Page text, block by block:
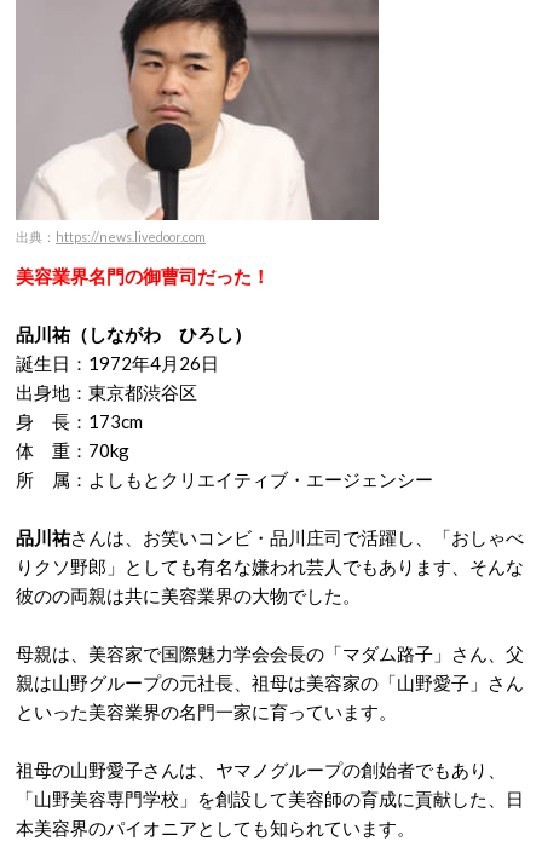
出典： https://news.livedoor.com
美容業界名門の御曹司だった！
品川祐（しながわ ひろし）
誕生日：1972年4月26日
出身地：東京都渋谷区
身 長：173cm
体 重：70kg
所 属：よしもとクリエイティブ・エージェンシー
品川祐さんは、お笑いコンビ・品川庄司で活躍し、「おしゃべ
りクソ野郎」としても有名な嫌われ芸人でもあります、そんな
彼のの両親は共に美容業界の大物でした。
母親は、美容家で国際魅力学会会長の「マダム路子」さん、父
親は山野グループの元社長、祖母は美容家の「山野愛子」さん
といった美容業界の名門一家に育っています。
祖母の山野愛子さんは、ヤマノグループの創始者でもあり、
「山野美容専門学校」を創設して美容師の育成に貢献した、日
本美容界のパイオニアとしても知られています。